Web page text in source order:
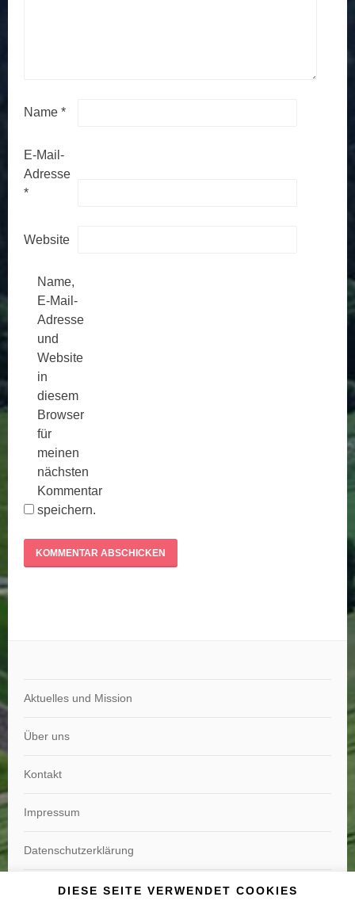
Name*
E-Mail-
Adresse
*
Website
Name,
E-Mail-
Adresse
und
Website
in
diesem
Browser
für
meinen
nächsten
Kommentar
speichern.
Aktuelles und Mission
Über uns
Kontakt
Impressum
Datenschutzerklärung
Widerrufsbelehrung
DIESE SEITE VERWENDET COOKIES